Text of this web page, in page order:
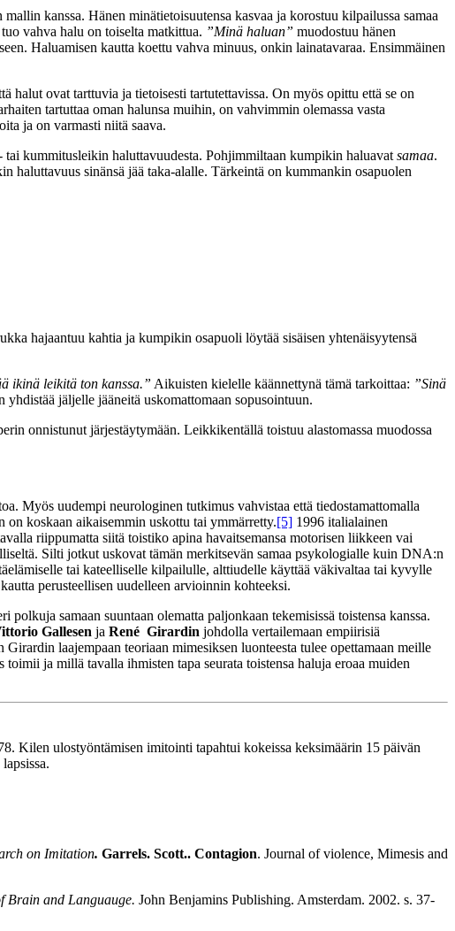
kanssa. Hänen minätietoisuutensa kasvaa ja korostuu kilpailussa samaa
vahva halu on toiselta matkittua. ”Minä haluan” muodostuu hänen
Haluamisen kautta koettu vahva minuus, onkin lainatavaraa. Ensimmäinen
halut ovat tarttuvia ja tietoisesti tartutettavissa. On myös opittu että se on
tartuttaa oman halunsa muihin, on vahvimmin olemassa vasta
ja on varmasti niitä saava.
kummitusleikin haluttavuudesta. Pohjimmiltaan kumpikin haluavat samaa.
sinänsä jää taka-alalle. Tärkeintä on kummankin osapuolen
hajaantuu kahtia ja kumpikin osapuoli löytää sisäisen yhtenäisyytensä
ikinä leikitä ton kanssa.” Aikuisten kielelle käännettynä tämä tarkoittaa: ”Sinä
jäljelle jääneitä uskomattomaan sopusointuun.
onnistunut järjestäytymään. Leikkikentällä toistuu alastomassa muodossa
Myös uudempi neurologinen tutkimus vahvistaa että tiedostamattomalla
koskaan aikaisemmin uskottu tai ymmärretty.[5] 1996 italialainen
riippumatta siitä toistiko apina havaitsemansa motorisen liikkeen vai
Silti jotkut uskovat tämän merkitsevän samaa psykologialle kuin DNA:n
tai kateelliselle kilpailulle, alttiudelle käyttää väkivaltaa tai kyvylle
perusteellisen uudelleen arvioinnin kohteeksi.
samaan suuntaan olematta paljonkaan tekemisissä toistensa kanssa.
Gallesen ja René Girardin johdolla vertailemaan empiirisiä
laajempaan teoriaan mimesiksen luonteesta tulee opettamaan meille
ja millä tavalla ihmisten tapa seurata toistensa haluja eroaa muiden
Kilen ulostyöntämisen imitointi tapahtui kokeissa keksimäärin 15 päivän
on Imitation. Garrels. Scott.. Contagion. Journal of violence, Mimesis and
Brain and Languauge. John Benjamins Publishing. Amsterdam. 2002. s. 37-